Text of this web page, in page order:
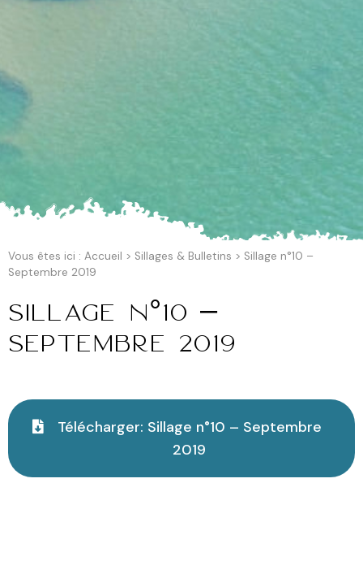
Vous êtes ici : Accueil > Sillages & Bulletins > Sillage n°10 –
Septembre 2019
Sillage n°10 –
Septembre 2019
Télécharger: Sillage n°10 – Septembre
2019